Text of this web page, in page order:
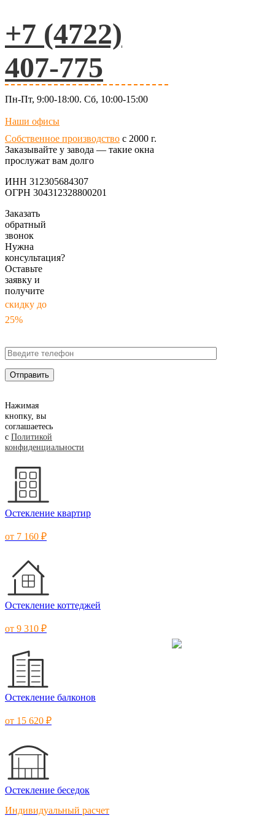
+7 (4722)
407-775
Пн-Пт, 9:00-18:00. Сб, 10:00-15:00
Наши офисы
Собственное производство с 2000 г.
Заказывайте у завода — такие окна
прослужат вам долго
ИНН 312305684307
ОГРН 304312328800201
Заказать
обратный
звонок
Нужна
консультация?
Оставьте
заявку и
получите
скидку до
25%
Нажимая
кнопку, вы
соглашаетесь
с Политикой
конфиденциальности
Остекление квартир
от 7 160 ₽
Остекление коттеджей
от 9 310 ₽
Остекление балконов
от 15 620 ₽
Остекление беседок
Индивидуальный расчет